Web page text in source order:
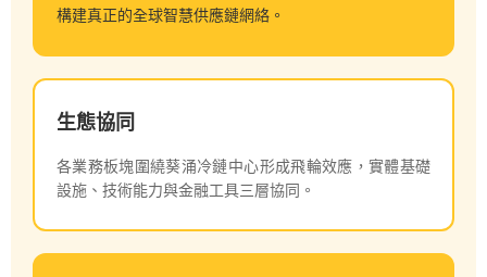
構建真正的全球智慧供應鏈網絡。
生態協同
各業務板塊圍繞葵涌冷鏈中心形成飛輪效應，實體基礎
設施、技術能力與金融工具三層協同。